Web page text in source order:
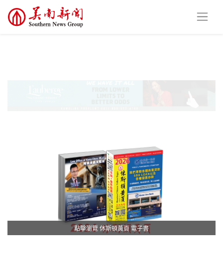
點擊瀏覽 休斯頓黃頁 電子書